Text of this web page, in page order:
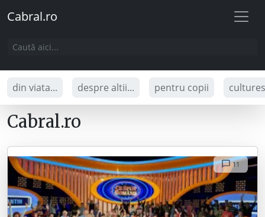
Cabral.ro
din viata... despre altii... pentru copii
Cabral.ro
11